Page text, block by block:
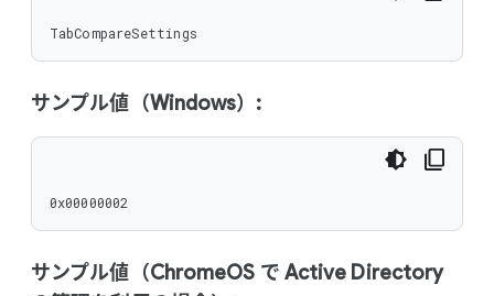
TabCompareSettings
サンプル値（Windows）:
0x00000002
サンプル値（ChromeOS で Active Directory